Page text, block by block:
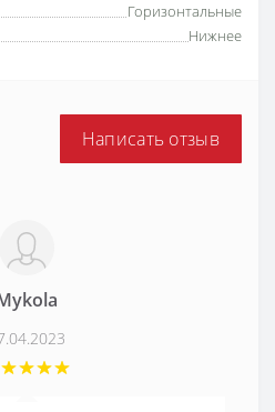
Горизонтальные
Нижнее
Написать отзыв